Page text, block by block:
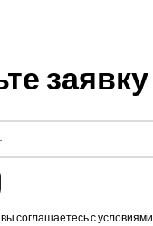
заявку
соглашаетесь с условиями